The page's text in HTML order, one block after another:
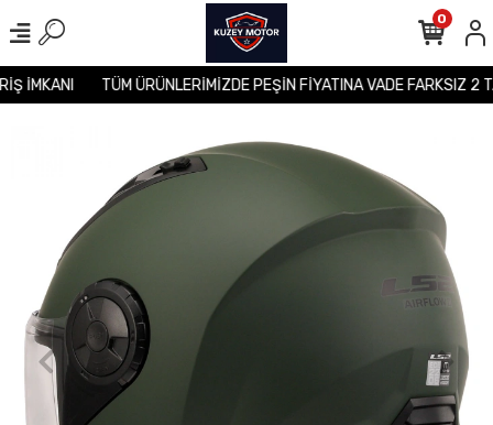
İMKANI TÜM ÜRÜNLERİMİZDE PEŞİN FİYATINA VADE FARKSIZ
0